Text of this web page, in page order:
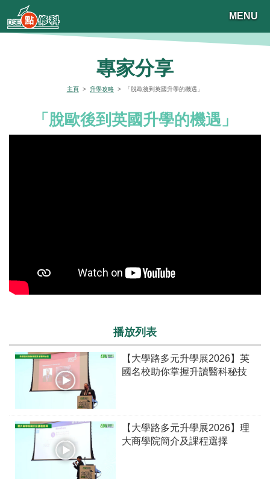
MENU
專家分享
主頁> 升學攻略 > 「脫歐後到英國升學的機遇」
「脫歐後到英國升學的機遇」
播放列表
【大學路多元升學展2026】英
國名校助你掌握升讀醫科秘技
【大學路多元升學展2026】理
大商學院簡介及課程選擇